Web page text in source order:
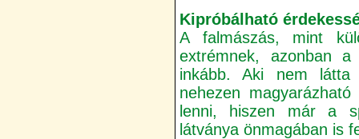
Kipróbálható
A falmászás, mint
extrémnek, azonban
inkább. Aki nem látta
nehezen
lenni, hiszen már a
látványa önmagában is